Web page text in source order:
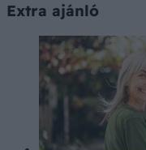
Extra ajánló